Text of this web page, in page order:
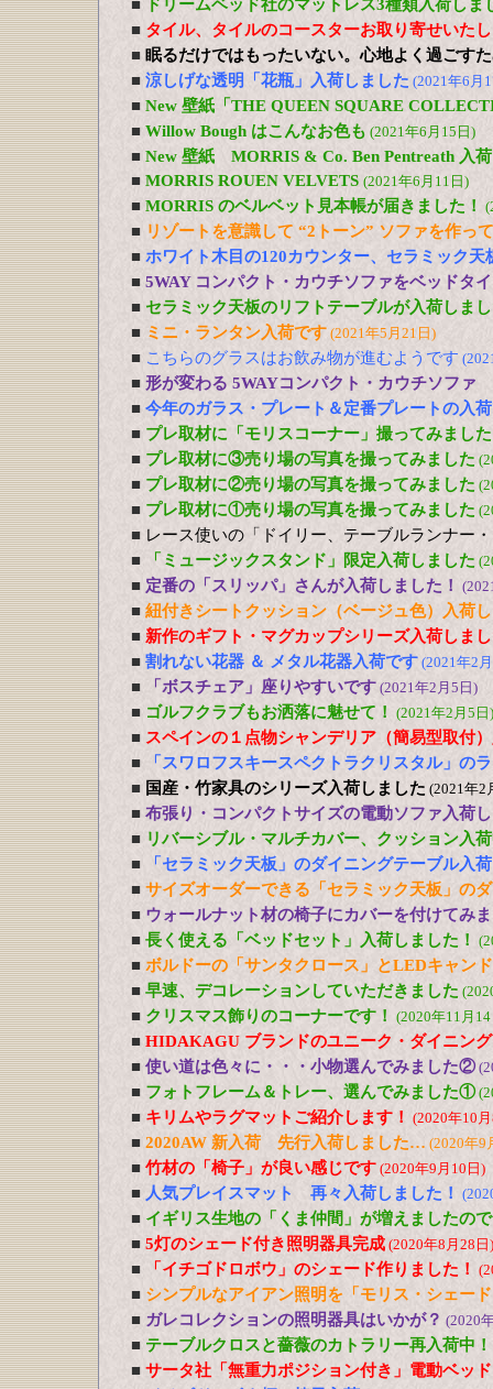
■
ドリームベッド社のマットレス3種類入荷しま
■ タイル、タイルのコースターお取り寄せいた
■ 眠るだけではもったいない。心地よく過ごす
■ 涼しげな透明「花瓶」入荷しました (2021年6月
■ New 壁紙「THE QUEEN SQUARE
■ Willow Bough はこんなお色も (2021年6月15日)
■ New 壁紙 MORRIS & Co. Ben Pentreath 入
■ MORRIS ROUEN VELVETS (2021年6月11日)
■ MORRIS のベルベット見本帳が届きました！
■ リゾートを意識して “2トーン” ソファを作っ
■ ホワイト木目の120カウンター、セラミック天
■ 5WAY コンパクト・カウチソファをベッドタ
■ セラミック天板のリフトテーブルが入荷しま
■ ミニ・ランタン入荷です (2021年5月21日)
■ こちらのグラスはお飲み物が進むようです
■ 形が変わる 5WAYコンパクト・カウチソファ
■ 今年のガラス・プレート＆定番プレートの入
■ プレ取材に「モリスコーナー」撮ってみました
■ プレ取材に③売り場の写真を撮ってみました
■ プレ取材に②売り場の写真を撮ってみました
■ プレ取材に①売り場の写真を撮ってみました
■ レース使いの「ドイリー、テーブルランナー
■
「ミュージックスタンド」限定入荷しました
■ 定番の「スリッパ」さんが入荷しました！
■ 紐付きシートクッション（ベージュ色）入荷
■ 新作のギフト・マグカップシリーズ入荷しま
■ 割れない花器 ＆ メタル花器入荷です (2021年2
■ 「ボスチェア」座りやすいです (2021年2月5日)
■ ゴルフクラブもお洒落に魅せて！ (2021年2月5日)
■ スペインの１点物シャンデリア（簡易型取付
■
「スワロフスキースペクトラクリスタル」の
■ 国産・竹家具のシリーズ入荷しました (2021年2
■ 布張り・コンパクトサイズの電動ソファ入荷
■ リバーシブル・マルチカバー、クッション入
■
「セラミック天板」のダイニングテーブル入
■ サイズオーダーできる「セラミック天板」の
■ ウォールナット材の椅子にカバーを付けてみ
■ 長く使える「ベッドセット」入荷しました！
■ ボルドーの「サンタクロース」とLEDキャン
■ 早速、デコレーションしていただきました
■ クリスマス飾りのコーナーです！ (2020年11月
■ HIDAKAGU ブランドのユニーク・ダイニン
■ 使い道は色々に・・・小物選んでみました②
■ フォトフレーム＆トレー、選んでみました①
■ キリムやラグマットご紹介します！ (2020年10
■ 2020AW 新入荷 先行入荷しました… (2020年9
■ 竹材の「椅子」が良い感じです (2020年9月10日)
■ 人気プレイスマット 再々入荷しました！
■ イギリス生地の「くま仲間」が増えましたの
■ 5灯のシェード付き照明器具完成 (2020年8月28日)
■ 「イチゴドロボウ」のシェード作りました！
■ シンプルなアイアン照明を「モリス・シェー
■ ガレコレクションの照明器具はいかが？ (2020
■ テーブルクロスと薔薇のカトラリー再入荷中！
■ サータ社「無重力ポジション付き」電動ベッ